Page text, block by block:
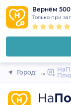
Вернём
Только при
Город: